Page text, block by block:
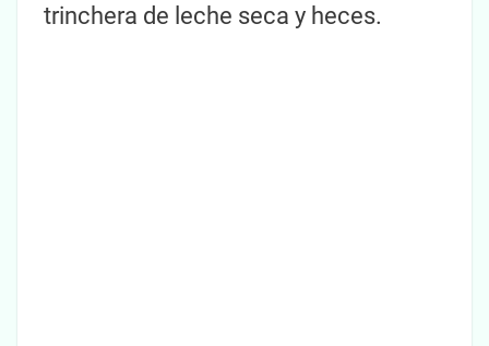
trinchera de leche seca y heces.